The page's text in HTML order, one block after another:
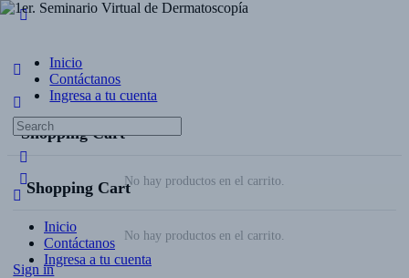
Inicio
Contáctanos
Ingresa a tu cuenta
Shopping Cart
No hay productos en el carrito.
Sign in
Shopping Cart
No hay productos en el carrito.
Inicio
Contáctanos
Ingresa a tu cuenta